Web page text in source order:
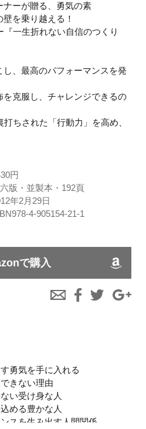
ナーが贈る、勇気の素
を乗り越える！
一生折れない自信のつくり
、最高のパフォーマンスを発
克服し、チャレンジできるの
ちされた「行動力」を高め、
円
版・並製本・192頁
年2月29日
4-905154-21-1
で購入
勇気を手に入れる
きない理由
い受け身な人
める豊かな人
スを生み出す人間関係